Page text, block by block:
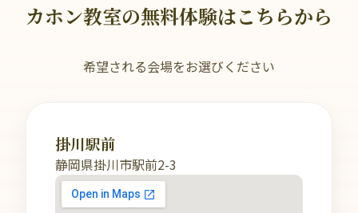
カホン教室の無料体験はこちらから
希望される会場をお選びください
掛川駅前
静岡県掛川市駅前2-3